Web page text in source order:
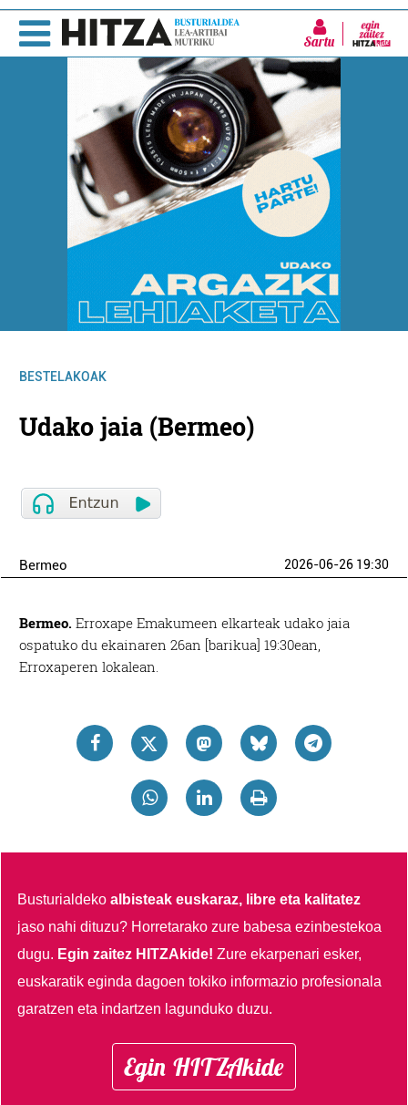
Sartu
BESTELAKOAK
Udako jaia (Bermeo)
Bermeo 2026-06-26 19:30
Bermeo.Erroxape Emakumeen elkarteak udako jaia
ospatuko du ekainaren 26an [barikua] 19:30ean,
Erroxaperen lokalean.
Busturialdekoalbisteak euskaraz, libre eta kalitatez
jaso nahi dituzu? Horretarako zure babesa ezinbestekoa
dugu. Egin zaitez HITZAkide!Zure ekarpenari esker,
euskaratik eginda dagoen tokiko informazio profesionala
garatzen eta indartzen lagunduko duzu.
Egin HITZAkide